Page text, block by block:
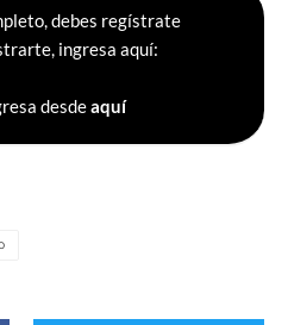
debes regístrate
ingresa aquí:
desdeaquí